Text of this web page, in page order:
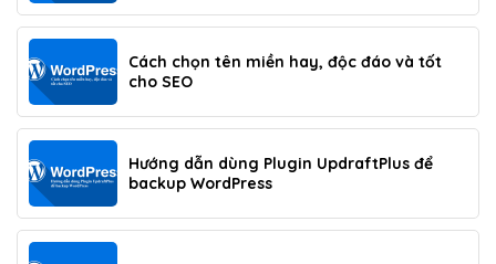
Cách chọn tên miền hay, độc đáo và tốt
cho SEO
Hướng dẫn dùng Plugin UpdraftPlus để
backup WordPress